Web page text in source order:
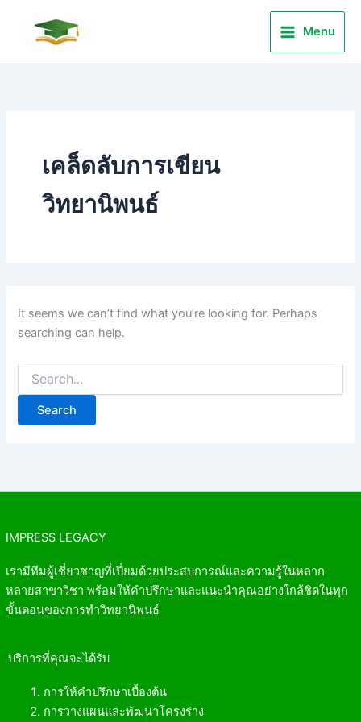
Menu
เคล็ดลับการเขียน
วิทยานิพนธ์
It seems we can’t find what you’re looking for. Perhaps
searching can help.
for:
IMPRESS LEGACY
เรามีทีมผู้เชี่ยวชาญที่เปี่ยมด้วยประสบการณ์และความรู้ในหลาก
หลายสาขาวิชา พร้อมให้คำปรึกษาและแนะนำคุณอย่างใกล้ชิดในทุก
ขั้นตอนของการทำวิทยานิพนธ์
บริการที่คุณจะได้รับ
การให้คำปรึกษาเบื้องต้น
การวางแผนและพัฒนาโครงร่าง